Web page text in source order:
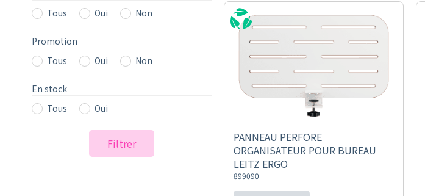
Tous
Oui Non
Promotion
Tous
Oui Non
En stock
Tous
Oui
Filtrer
PANNEAU PERFORE
ORGANISATEUR POUR BUREAU
LEITZ ERGO
899090